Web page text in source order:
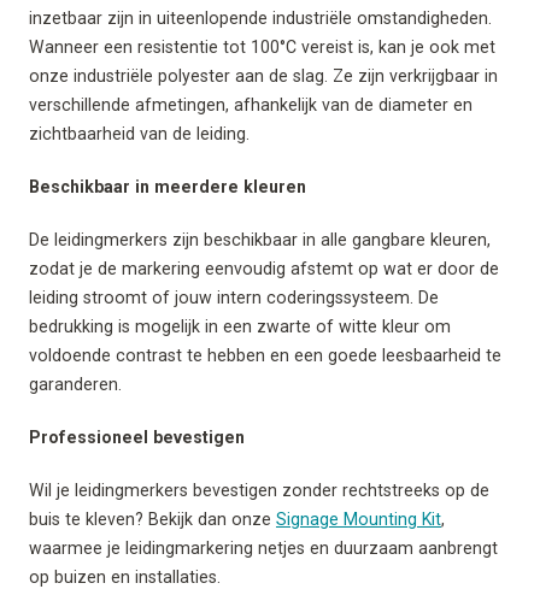
inzetbaar zijn in uiteenlopende industriële omstandigheden.
Wanneer een resistentie tot 100°C vereist is, kan je ook met
onze industriële polyester aan de slag. Ze zijn verkrijgbaar in
verschillende afmetingen, afhankelijk van de diameter en
zichtbaarheid van de leiding.
Beschikbaar in meerdere kleuren
De leidingmerkers zijn beschikbaar in alle gangbare kleuren,
zodat je de markering eenvoudig afstemt op wat er door de
leiding stroomt of jouw intern coderingssysteem. De
bedrukking is mogelijk in een zwarte of witte kleur om
voldoende contrast te hebben en een goede leesbaarheid te
garanderen.
Professioneel bevestigen
Wil je leidingmerkers bevestigen zonder rechtstreeks op de
buis te kleven? Bekijk dan onze Signage Mounting Kit,
waarmee je leidingmarkering netjes en duurzaam aanbrengt
op buizen en installaties.